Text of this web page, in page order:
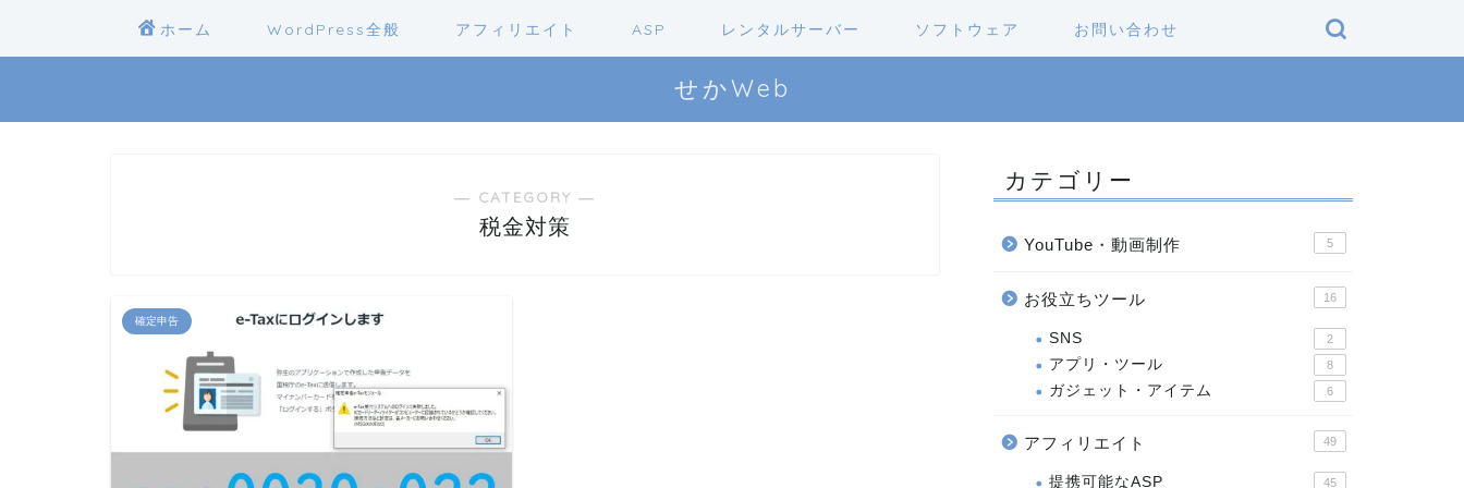
ホーム WordPress全般 アフィリエイト ASP レンタルサーバー ソフトウェア お問い合わせ
せかWeb
― CATEGORY ―
税金対策
確定申告
カテゴリー
YouTube・動画制作 5
お役立ちツール 16
SNS 2
アプリ・ツール 8
ガジェット・アイテム 6
アフィリエイト 49
提携可能なASP 45